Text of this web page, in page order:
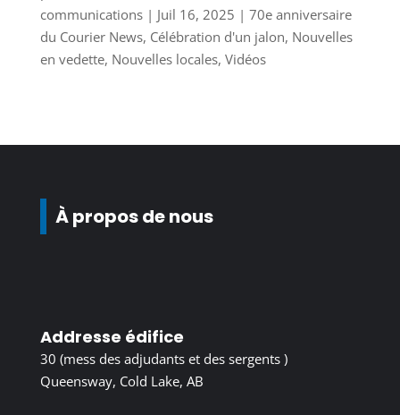
communications| Juil 16, 2025 | 70e anniversaire
du Courier News, Célébration d'un jalon, Nouvelles
en vedette, Nouvelles locales, Vidéos
À propos de nous
Addresse édifice
30 (mess des adjudants et des sergents )
Queensway, Cold Lake, AB